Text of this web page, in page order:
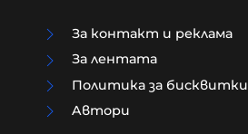
За контакт и реклама
За лентата
Политика за бисквитки
Aвтори